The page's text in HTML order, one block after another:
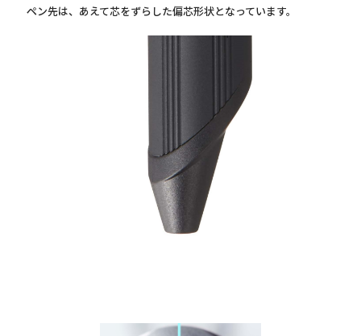
ペン先は、あえて芯をずらした偏芯形状となっています。